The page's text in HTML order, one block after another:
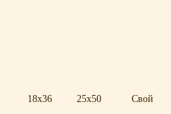
18x36 25x50 Свой